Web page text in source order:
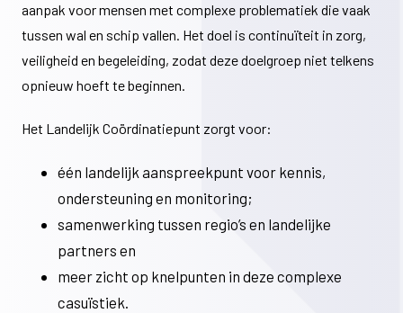
aanpak voor mensen met complexe problematiek die vaak
tussen wal en schip vallen. Het doel is continuïteit in zorg,
veiligheid en begeleiding, zodat deze doelgroep niet telkens
opnieuw hoeft te beginnen.
Het Landelijk Coördinatiepunt zorgt voor:
één landelijk aanspreekpunt voor kennis,
ondersteuning en monitoring;
samenwerking tussen regio’s en landelijke
partners en
meer zicht op knelpunten in deze complexe
casuïstiek.